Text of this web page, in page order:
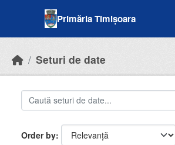
Primăria Timișoara
Seturi de date
Order by